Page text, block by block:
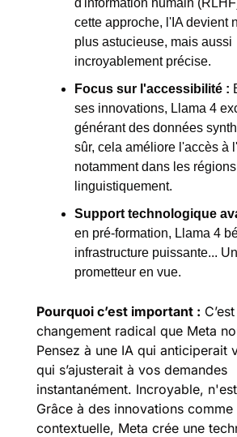
cette approche, l'IA devient
plus astucieuse, mais aussi
incroyablement précise.
Focus sur l'accessibilité :
ses innovations, Llama 4
générant des données
sûr, cela améliore l'accès à
notamment dans les
linguistiquement.
Support technologique
en pré-formation, Llama 4
infrastructure puissante...
prometteur en vue.
Pourquoi c’est important :
changement radical que Meta
Pensez à une IA qui anticiperait
qui s’ajusterait à vos demandes
instantanément. Incroyable,
Grâce à des innovations
contextuelle, Meta crée une